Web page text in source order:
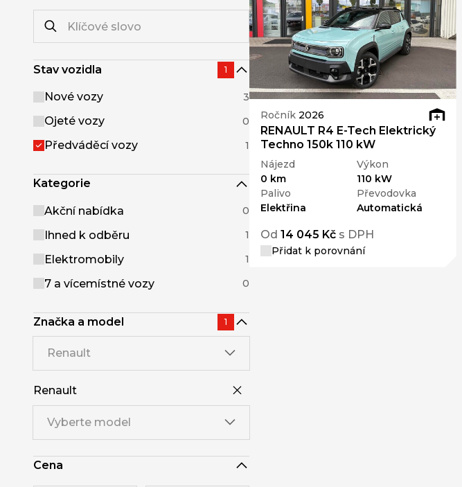
Stav vozidla 1
Nové vozy 3
Ojeté vozy 0
Předváděcí vozy 1
Kategorie
Akční nabídka 0
Ihned k odběru 1
Elektromobily 1
7 a vícemístné vozy 0
Značka a model 1
Renault
Renault
Vyberte model
Cena
Ročník 2026
RENAULT R4 E-Tech Elektrický
Techno 150k 110 kW
Nájezd
0 km
Výkon
110 kW
Palivo
Elektřina
Převodovka
Automatická
Od 14 045 Kč s DPH
Přidat k porovnání